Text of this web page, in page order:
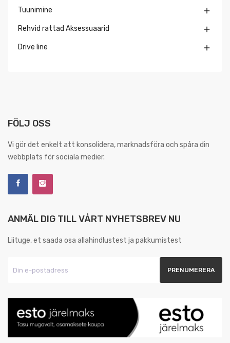
Tuunimine 
Rehvid rattad Aksessuaarid 
Drive line 
FÖLJ OSS
Vi gör det enkelt att konsolidera, marknadsföra och spåra din
webbplats för sociala medier.
ANMÄL DIG TILL VÅRT NYHETSBREV NU
Liituge, et saada osa allahindlustest ja pakkumistest